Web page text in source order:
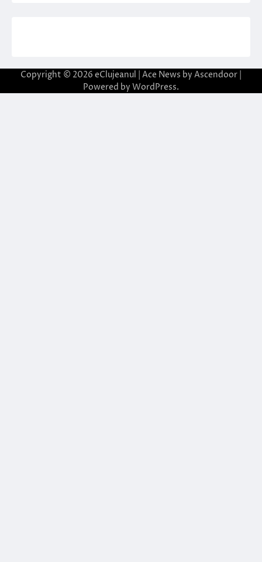
Copyright © 2026 eClujeanul | Ace News by Ascendoor
Powered by WordPress.